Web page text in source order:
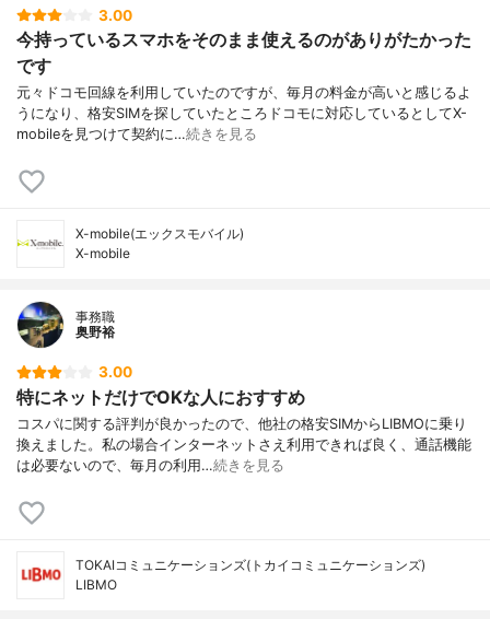
3.00
今持っているスマホをそのまま使えるのがありがたかった
です
元々ドコモ回線を利用していたのですが、毎月の料金が高いと感じるよ
うになり、格安SIMを探していたところドコモに対応しているとしてX-
mobileを見つけて契約に…続きを見る
X-mobile(エックスモバイル)
X-mobile
事務職
奥野裕
3.00
特にネットだけでOKな人におすすめ
コスパに関する評判が良かったので、他社の格安SIMからLIBMOに乗り
換えました。私の場合インターネットさえ利用できれば良く、通話機能
は必要ないので、毎月の利用…続きを見る
TOKAIコミュニケーションズ(トカイコミュニケーションズ)
LIBMO